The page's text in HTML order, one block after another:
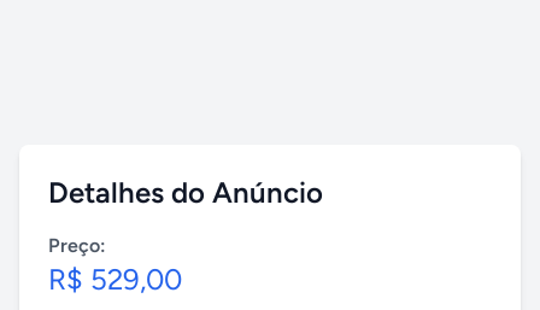
Detalhes do Anúncio
Preço:
R$ 529,00